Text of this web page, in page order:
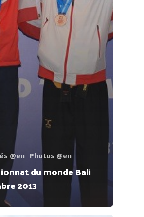
@en Photos @en
du monde Bali
2013